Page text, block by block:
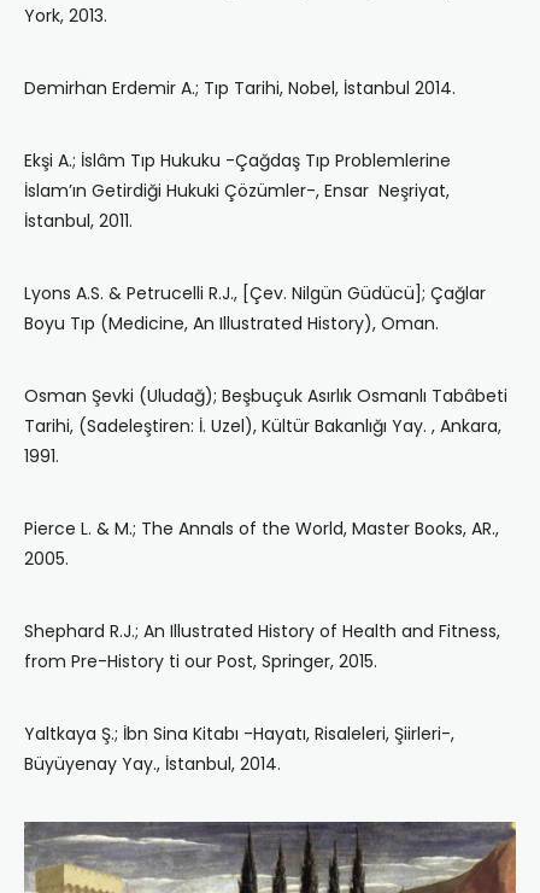
York, 2013.
Demirhan Erdemir A.; Tıp Tarihi, Nobel, İstanbul 2014.
Ekşi A.; İslâm Tıp Hukuku -Çağdaş Tıp Problemlerine
İslam’ın Getirdiği Hukuki Çözümler-, Ensar Neşriyat,
İstanbul, 2011.
Lyons A.S. & Petrucelli R.J., [Çev. Nilgün Güdücü]; Çağlar
Boyu Tıp (Medicine, An Illustrated History), Oman.
Osman Şevki (Uludağ); Beşbuçuk Asırlık Osmanlı Tabâbeti
Tarihi, (Sadeleştiren: İ. Uzel), Kültür Bakanlığı Yay. , Ankara,
1991.
Pierce L. & M.; The Annals of the World, Master Books, AR.,
2005.
Shephard R.J.; An Illustrated History of Health and Fitness,
from Pre-History ti our Post, Springer, 2015.
Yaltkaya Ş.; İbn Sina Kitabı -Hayatı, Risaleleri, Şiirleri-,
Büyüyenay Yay., İstanbul, 2014.